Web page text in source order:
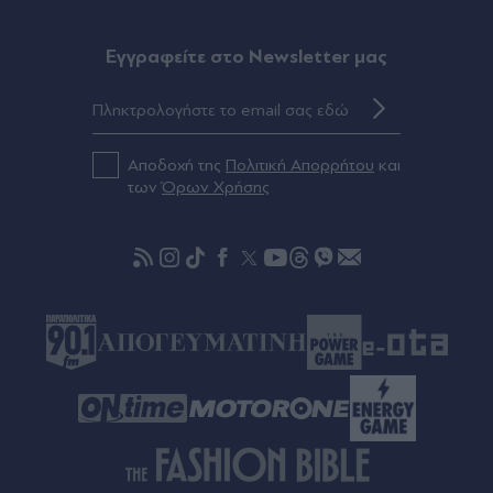
Πριν 42 λεπτά
ΑΕΚ: Ο Μάριος Ηλιόπουλος καλωσόρισε τον
Λόβρο Μάγερ στην Ένωση -"Θα σου δώσω
Πριν 42 λεπτά
υπέγραψαν κοινή αμυντική συμφωνία:
Περιλαμβάνεται "άρθρο 5" αλά ΝΑΤΟ - "Ένοπλη
Eγγραφείτε στο Newsletter μας
Αποδοχή της Πολιτική Απορρήτου και
τωνΌρων Χρήσης